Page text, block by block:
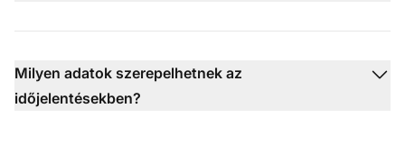
Milyen adatok szerepelhetnek az
időjelentésekben?